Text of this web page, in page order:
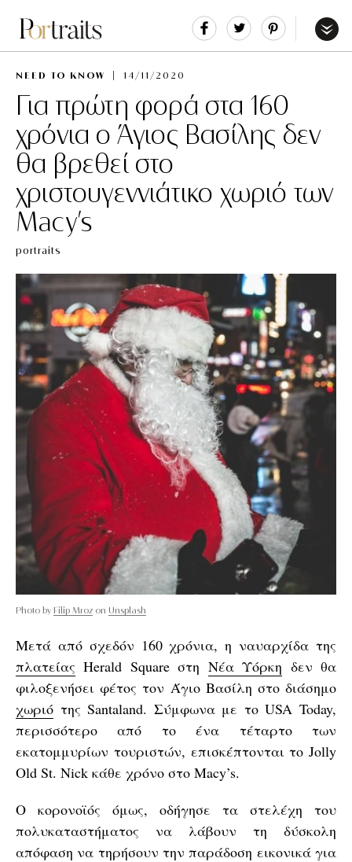
Share Tweet
NEED TO KNOW 14/11/2020
Για πρώτη φορά στα 160
χρόνια ο Άγιος Βασίλης δεν
θα βρεθεί στο
χριστουγεννιάτικο χωριό των
Macy’s
portraits
Photo by Filip Mroz on Unsplash
Μετά από σχεδόν 160 χρόνια, η ναυαρχίδα της
πλατείας Herald Square στη Νέα Υόρκη δεν θα
φιλοξενήσει φέτος τον Άγιο Βασίλη στο διάσημο
χωριό της Santaland. Σύμφωνα με το USA Today,
περισσότερο από το ένα τέταρτο των
εκατομμυρίων τουριστών, επισκέπτονται το Jolly
Old St. Nick κάθε χρόνο στο Macy’s.
Ο κορονοϊός όμως, οδήγησε τα στελέχη του
πολυκαταστήματος να λάβουν τη δύσκολη
απόφαση να τηρήσουν την παράδοση εικονικά για